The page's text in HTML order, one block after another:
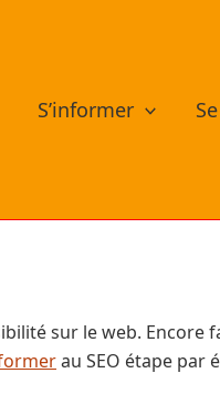
S’informer
sur le web.
au SEO étape par